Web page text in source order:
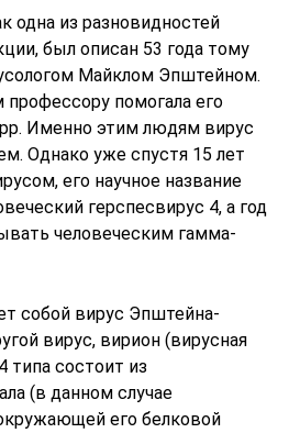
одна из разновидностей
был описан 53 года тому
Майклом Эпштейном.
профессору помогала его
Именно этим людям вирус
Однако уже спустя 15 лет
его научное название
герспесвирус 4, а год
человеческим гамма-
собой вирус Эпштейна-
вирус, вирион (вирусная
типа состоит из
(в данном случае
его белковой